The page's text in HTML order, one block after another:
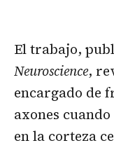
El trabajo,
Neuroscience,
encargado de
axones
en la corteza